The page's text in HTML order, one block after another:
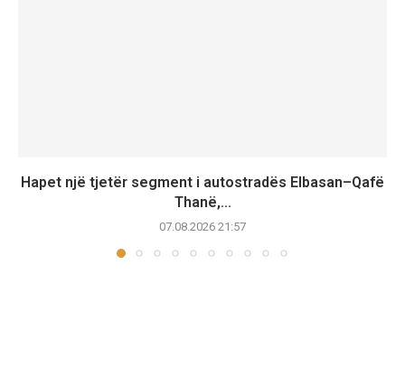
Hapet një tjetër segment i autostradës Elbasan–Qafë
Thanë,...
07.08.2026 21:57